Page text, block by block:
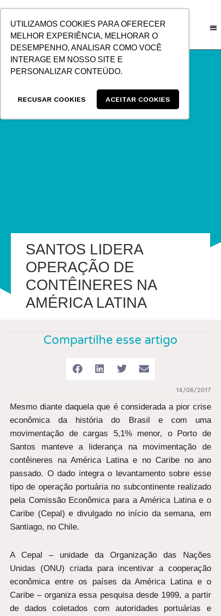
UTILIZAMOS COOKIES PARA OFERECER
MELHOR EXPERIÊNCIA, MELHORAR O
DESEMPENHO, ANALISAR COMO VOCÊ
INTERAGE EM NOSSO SITE E
PERSONALIZAR CONTEÚDO.
RECUSAR COOKIES ACEITAR COOKIES
CONTEÚDO
SANTOS LIDERA
OPERAÇÃO DE
CONTÊINERES NA
AMÉRICA LATINA
Compartilhe esse artigo
14/06/2017
Mesmo diante daquela que é considerada a pior crise
econômica da história do Brasil e com uma
movimentação de cargas 5,1% menor, o Porto de
Santos manteve a liderança na movimentação de
contêineres na América Latina e no Caribe no ano
passado. O dado integra o levantamento sobre esse
tipo de operação portuária no subcontinente realizado
pela Comissão Econômica para a América Latina e o
Caribe (Cepal) e divulgado no início da semana, em
Santiago, no Chile.
A Cepal – unidade da Organização das Nações
Unidas (ONU) criada para incentivar a cooperação
econômica entre os países da América Latina e o
Caribe – organiza essa pesquisa desde 1999, a partir
de dados coletados com autoridades portuárias e